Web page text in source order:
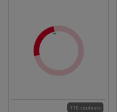
116 couleurs